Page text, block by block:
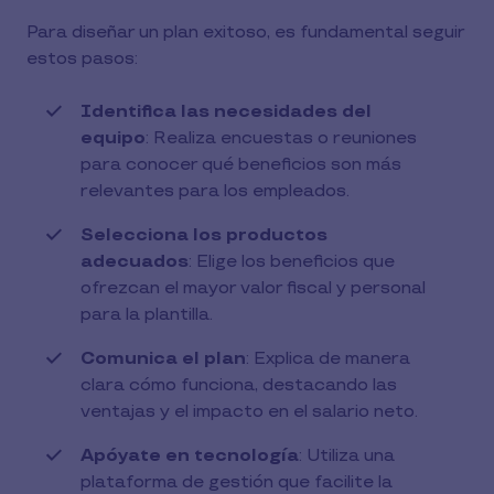
Para diseñar un plan exitoso, es fundamental seguir
estos pasos:
Identifica las necesidades del
equipo: Realiza encuestas o reuniones
para conocer qué beneficios son más
relevantes para los empleados.
Selecciona los productos
adecuados: Elige los beneficios que
ofrezcan el mayor valor fiscal y personal
para la plantilla.
Comunica el plan: Explica de manera
clara cómo funciona, destacando las
ventajas y el impacto en el salario neto.
Apóyate en tecnología: Utiliza una
plataforma de gestión que facilite la